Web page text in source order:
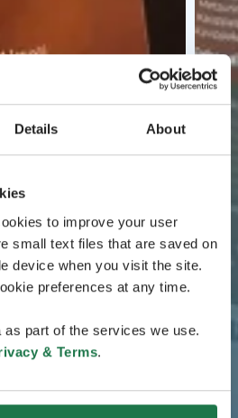
Details About
to improve your user
small text files that are saved on
device when you visit the site.
preferences at any time.
part of the services we use.
& Terms.